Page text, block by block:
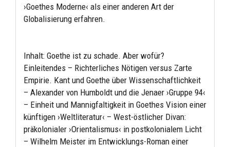
›Goethes Moderne‹ als einer anderen Art der
Globalisierung erfahren.
Inhalt: Goethe ist zu schade. Aber wofür?
Einleitendes – Richterliches Nötigen versus Zarte
Empirie. Kant und Goethe über Wissenschaftlichkeit
– Alexander von Humboldt und die Jenaer ›Gruppe 94‹
– Einheit und Mannigfaltigkeit in Goethes Vision einer
künftigen ›Weltliteratur‹ – West-östlicher Divan:
präkolonialer ›Orientalismus‹ in postkolonialem Licht
– Wilhelm Meister im Entwicklungs-Roman einer